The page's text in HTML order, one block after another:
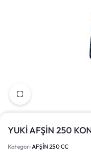
YUKİ AFŞİN 250
Kategori AFŞİN 250 CC